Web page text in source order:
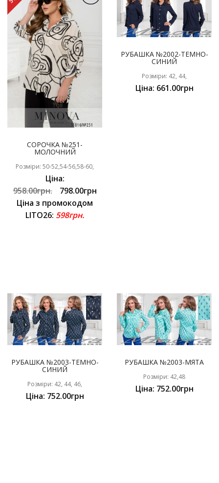
СОРОЧКА №251-
МОЛОЧНИЙ
Розміри: 50-52,54-56,58-60,
Ціна:
958.00грн.
798.00грн
Ціна з промокодом
LITO26: 598грн.
РУБАШКА №2002-ТЕМНО-
СИНИЙ
Розміри: 42, 44,
Ціна: 661.00грн
РУБАШКА №2003-ТЕМНО-
СИНИЙ
Розміри: 42, 44, 46,
Ціна: 752.00грн
РУБАШКА №2003-МЯТА
Розміри: 42,48
Ціна: 752.00грн